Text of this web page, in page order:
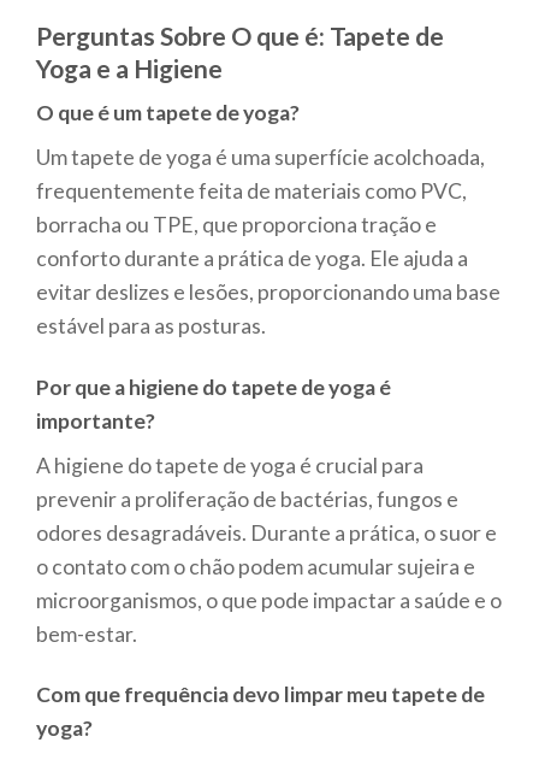
Perguntas Sobre O que é: Tapete de
Yoga e a Higiene
O que é um tapete de yoga?
Um tapete de yoga é uma superfície acolchoada,
frequentemente feita de materiais como PVC,
borracha ou TPE, que proporciona tração e
conforto durante a prática de yoga. Ele ajuda a
evitar deslizes e lesões, proporcionando uma base
estável para as posturas.
Por que a higiene do tapete de yoga é
importante?
A higiene do tapete de yoga é crucial para
prevenir a proliferação de bactérias, fungos e
odores desagradáveis. Durante a prática, o suor e
o contato com o chão podem acumular sujeira e
microorganismos, o que pode impactar a saúde e o
bem-estar.
Com que frequência devo limpar meu tapete de
yoga?